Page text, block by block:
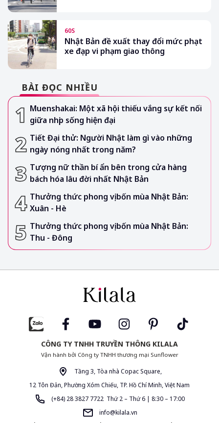
60S
Nhật Bản đề xuất thay đổi mức phạt
xe đạp vi phạm giao thông
BÀI ĐỌC NHIỀU
Muenshakai: Một xã hội thiếu vắng sự kết nối
giữa nhịp sống hiện đại
Tiết Đại thử: Người Nhật làm gì vào những
ngày nóng nhất trong năm?
Tượng nữ thần bí ẩn bên trong cửa hàng
bách hóa lâu đời nhất Nhật Bản
Thưởng thức phong vị bốn mùa Nhật Bản:
Xuân - Hè
Thưởng thức phong vị bốn mùa Nhật Bản:
Thu - Đông
CÔNG TY TNHH TRUYỀN THÔNG KILALA
Vận hành bởi Công ty TNHH thương mại Sunflower
Tầng 3, Tòa nhà Copac Square,
12 Tôn Đản, Phường Xóm Chiếu, TP. Hồ Chí Minh, Việt Nam
(+84) 28 3827 7722 Thứ 2 – Thứ 6 | 8:30 – 17:00
info@kilala.vn